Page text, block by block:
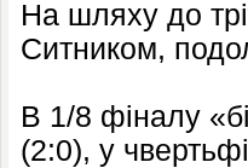
На шляху до
Ситником,
В 1/8 фіналу
(2:0), у